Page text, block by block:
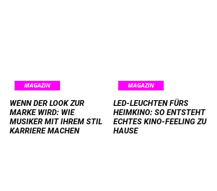
MAGAZIN
WENN DER LOOK ZUR
MARKE WIRD: WIE
MUSIKER MIT IHREM STIL
KARRIERE MACHEN
MAGAZIN
LED-LEUCHTEN FÜRS
HEIMKINO: SO ENTSTEHT
ECHTES KINO-FEELING ZU
HAUSE